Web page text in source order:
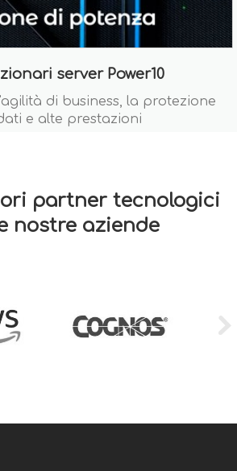
server Power10
di business, la protezione
e alte prestazioni
partner tecnologici
nostre aziende